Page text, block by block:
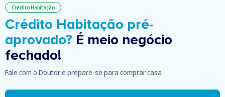
Crédito Habitação
Crédito Habitação pré-
aprovado? É meio negócio
fechado!
Fale com o Doutor e prepare-se para comprar casa